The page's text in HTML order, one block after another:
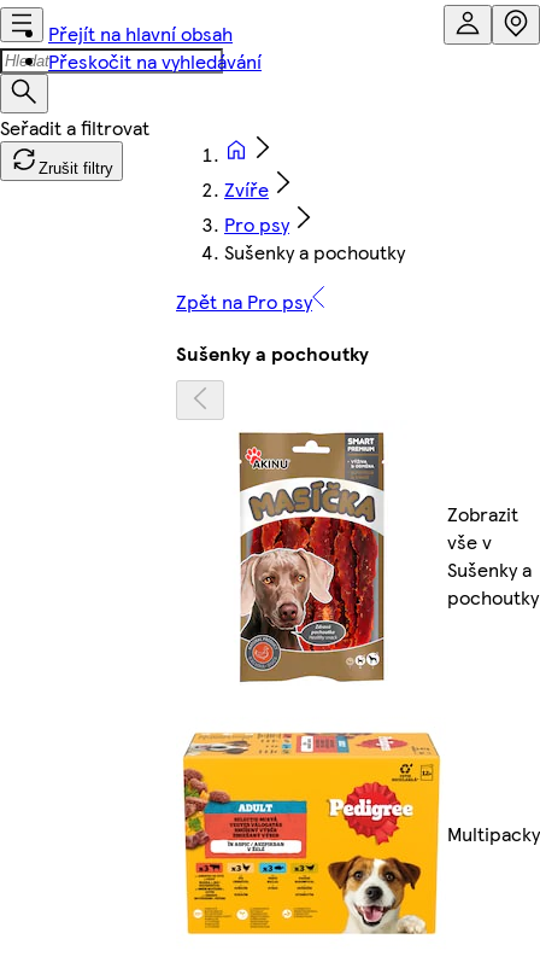
Přejít na hlavní obsah
Přeskočit na vyhledávání
Zrušit filtry
Zvíře
Pro psy
Sušenky a pochoutky
Zpět na Pro psy
Sušenky a pochoutky
Zobrazit
vše v
Sušenky a
pochoutky
Multipacky